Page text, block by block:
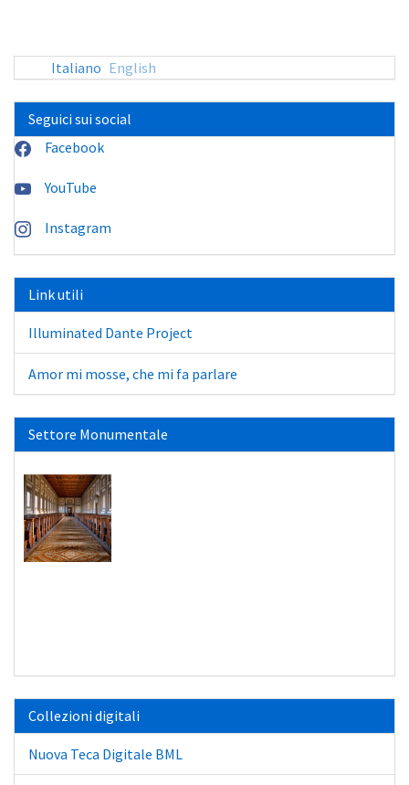
Italiano English
Seguici sui social
Facebook
YouTube
Instagram
Link utili
Illuminated Dante Project
Amor mi mosse, che mi fa parlare
Settore Monumentale
Collezioni digitali
Nuova Teca Digitale BML